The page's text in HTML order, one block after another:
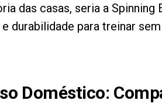
das casas, seria a
durabilidade para treinar
Doméstico: